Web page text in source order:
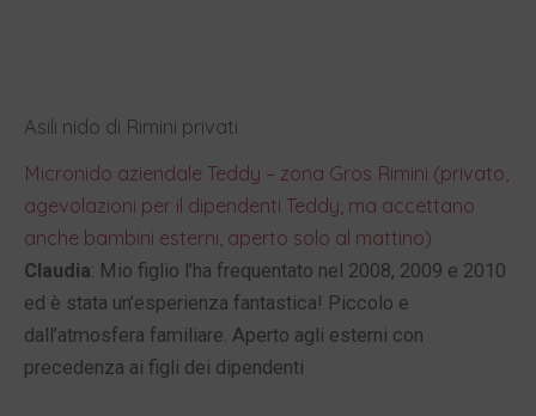
Asili nido di Rimini privati
Micronido aziendale Teddy – zona Gros Rimini (privato,
agevolazioni per il dipendenti Teddy, ma accettano
anche bambini esterni, aperto solo al mattino)
Claudia: Mio figlio l’ha frequentato nel 2008, 2009 e 2010
ed è stata un’esperienza fantastica! Piccolo e
dall’atmosfera familiare. Aperto agli esterni con
precedenza ai figli dei dipendenti